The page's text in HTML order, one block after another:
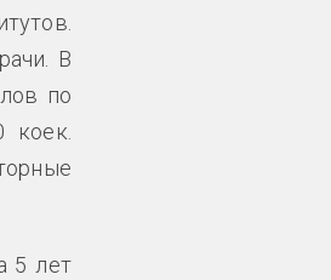
В
по
коек.
5 лет